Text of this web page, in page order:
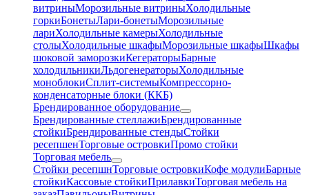
витриныМорозильные витриныХолодильные
горкиБонетыЛари-бонетыМорозильные
лариХолодильные камерыХолодильные
столыХолодильные шкафыМорозильные шкафыШкафы
шоковой заморозкиКегераторыБарные
холодильникиЛьдогенераторыХолодильные
моноблокиСплит-системыКомпрессорно-
конденсаторные блоки (ККБ)
Брендированное оборудование
Брендированные стеллажиБрендированные
стойкиБрендированные стендыСтойки
ресепшенТорговые островкиПромо стойки
Торговая мебель
Стойки ресепшнТорговые островкиКофе модулиБарные
стойкиКассовые стойкиПрилавкиТорговая мебель на